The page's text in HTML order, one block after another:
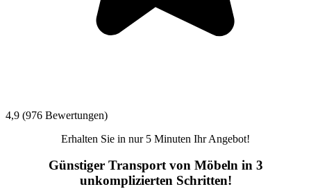
4,9 (976 Bewertungen)
Erhalten Sie in nur 5 Minuten Ihr Angebot!
Günstiger Transport von Möbeln in 3
unkomplizierten Schritten!